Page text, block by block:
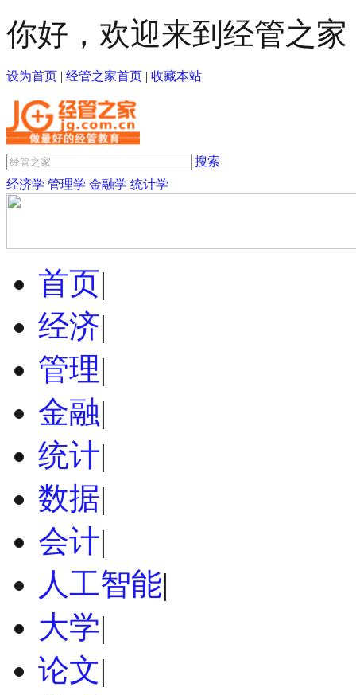
你好，欢迎来到经管之家
设为首页 | 经管之家首页 | 收藏本站
搜索
经济学 管理学 金融学 统计学
首页|
经济|
管理|
金融|
统计|
数据|
会计|
人工智能|
大学|
论文|